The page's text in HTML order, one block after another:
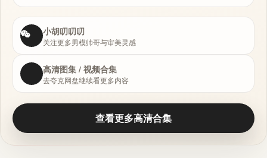
小胡叨叨叨
关注更多男模帅哥与审美灵感
高清图集 / 视频合集
去夸克网盘继续看更多内容
查看更多高清合集